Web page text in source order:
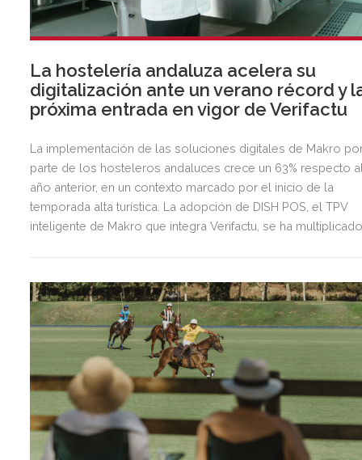
La hostelería andaluza acelera su
digitalización ante un verano récord y
próxima entrada en vigor de Verifactu
La implementación de las soluciones digitales de Makro
parte de los hosteleros andaluces crece un 63% respecto
año anterior, en un contexto marcado por el inicio de la
temporada alta turística. La adopción de DISH POS, el TPV
inteligente de Makro que integra Verifactu, se ha